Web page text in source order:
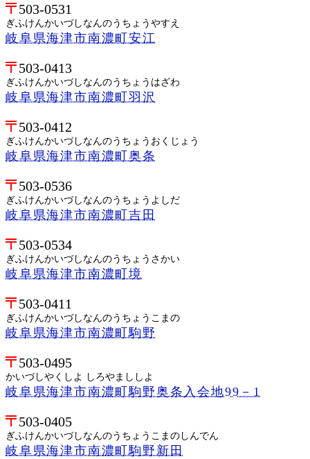
503-0531
ぎふけんかいづしなんのうちょうやすえ
岐阜県海津市南濃町安江
503-0413
ぎふけんかいづしなんのうちょうはざわ
岐阜県海津市南濃町羽沢
503-0412
ぎふけんかいづしなんのうちょうおくじょう
岐阜県海津市南濃町奥条
503-0536
ぎふけんかいづしなんのうちょうよしだ
岐阜県海津市南濃町吉田
503-0534
ぎふけんかいづしなんのうちょうさかい
岐阜県海津市南濃町境
503-0411
ぎふけんかいづしなんのうちょうこまの
岐阜県海津市南濃町駒野
503-0495
かいづしやくしよ しろやまししよ
岐阜県海津市南濃町駒野奥条入会地99－1
503-0405
ぎふけんかいづしなんのうちょうこまのしんでん
岐阜県海津市南濃町駒野新田